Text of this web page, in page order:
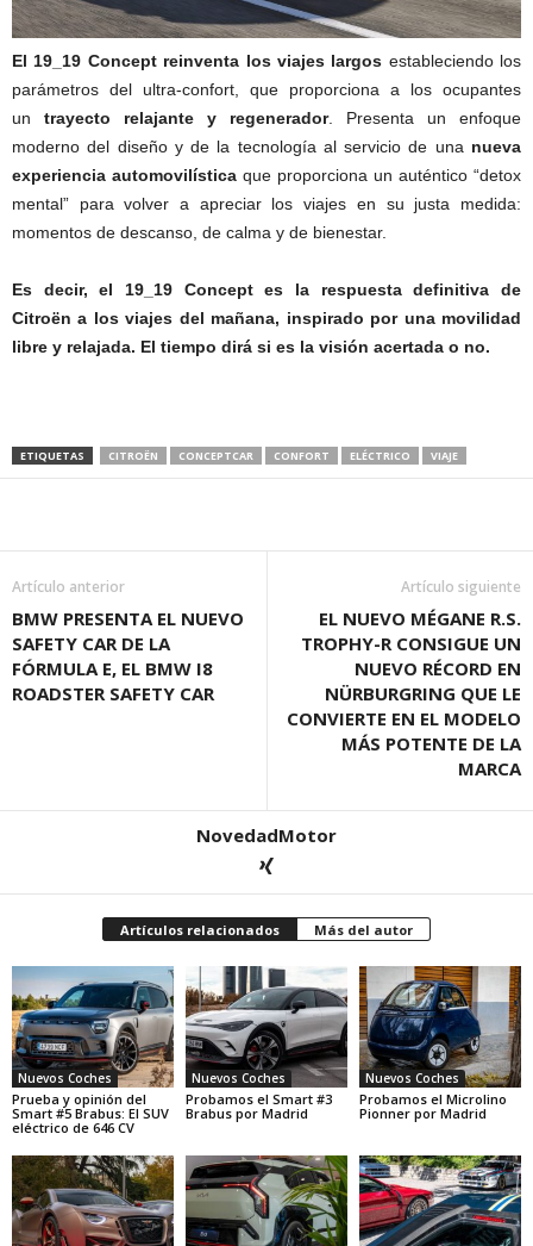
El 19_19 Concept reinventa los viajes largos estableciendo los
parámetros del ultra-confort, que proporciona a los ocupantes
un trayecto relajante y regenerador. Presenta un enfoque
moderno del diseño y de la tecnología al servicio de una nueva
experiencia automovilística que proporciona un auténtico “detox
mental” para volver a apreciar los viajes en su justa medida:
momentos de descanso, de calma y de bienestar.
Es decir, el 19_19 Concept es la respuesta definitiva de
Citroën a los viajes del mañana, inspirado por una movilidad
libre y relajada. El tiempo dirá si es la visión acertada o no.
ETIQUETAS CITROËN CONCEPTCAR CONFORT ELÉCTRICO VIAJE
Artículo anterior
BMW PRESENTA EL NUEVO
SAFETY CAR DE LA
FÓRMULA E, EL BMW I8
ROADSTER SAFETY CAR
Artículo siguiente
EL NUEVO MÉGANE R.S.
TROPHY-R CONSIGUE UN
NUEVO RÉCORD EN
NÜRBURGRING QUE LE
CONVIERTE EN EL MODELO
MÁS POTENTE DE LA
MARCA
NovedadMotor
Artículos relacionados Más del autor
Nuevos Coches
Prueba y opinión del
Smart #5 Brabus: El SUV
eléctrico de 646 CV
Nuevos Coches
Probamos el Smart #3
Brabus por Madrid
Nuevos Coches
Probamos el Microlino
Pionner por Madrid